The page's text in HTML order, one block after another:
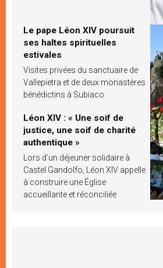
Le pape Léon XIV poursuit
ses haltes spirituelles
estivales
Visites privées du sanctuaire de
Vallepietra et de deux monastères
bénédictins à Subiaco
Léon XIV : « Une soif de
justice, une soif de charité
authentique »
Lors d’un déjeuner solidaire à
Castel Gandolfo, Léon XIV appelle
à construire une Église
accueillante et réconciliée